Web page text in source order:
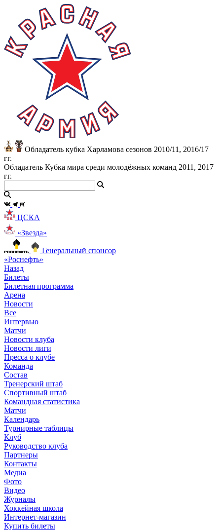
Обладатель кубка Харламова сезонов 2010/11, 2016/17
гг.
Обладатель Кубка мира среди молодёжных команд 2011, 2017
гг.
ЦСКА
«Звезда»
Генеральный спонсор
«Роснефть»
Назад
Билеты
Билетная программа
Арена
Новости
Все
Интервью
Матчи
Новости клуба
Новости лиги
Пресса о клубе
Команда
Состав
Тренерский штаб
Спортивный штаб
Командная статистика
Матчи
Календарь
Турнирные таблицы
Клуб
Руководство клуба
Партнеры
Контакты
Медиа
Фото
Видео
Журналы
Хоккейная школа
Интернет-магазин
Купить билеты